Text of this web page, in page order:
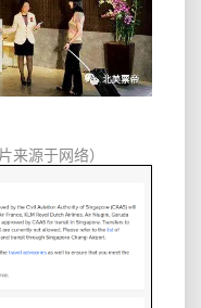
来源于网络）